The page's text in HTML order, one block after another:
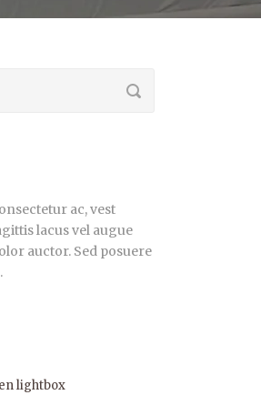
ac, vest
lacus vel augue
auctor. Sed posuere
lightbox